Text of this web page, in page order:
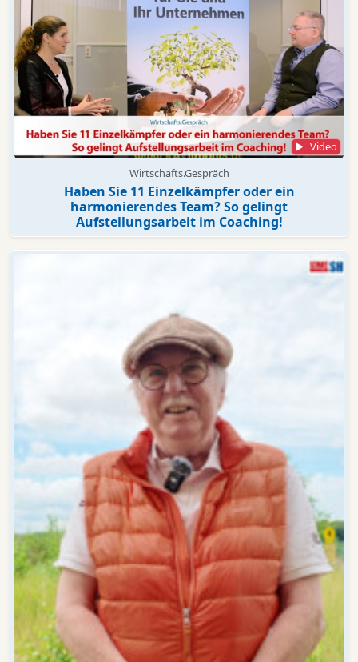
Video
Wirtschafts.Gespräch
Haben Sie 11 Einzelkämpfer oder ein
harmonierendes Team? So gelingt
Aufstellungsarbeit im Coaching!